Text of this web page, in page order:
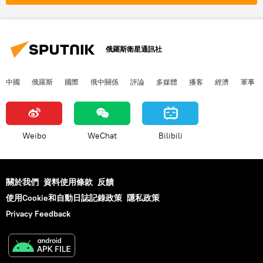
俄羅斯衛星通訊社
中國 俄羅斯 國際 俄中關係 評論 多媒體 播客 經濟 軍事
Weibo WeChat Bilibili
關於我們 資料使用條款 反饋
使用Cookie和自動日誌記錄政策 隱私政策
Privacy Feedback